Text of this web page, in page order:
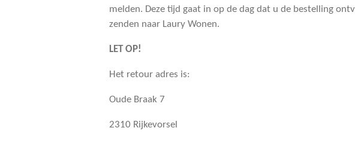
melden. Deze tijd gaat in op de dag dat u de bestelling
zenden naar Laury Wonen.
LET OP!
Het retour adres is:
Oude Braak 7
2310 Rijkevorsel